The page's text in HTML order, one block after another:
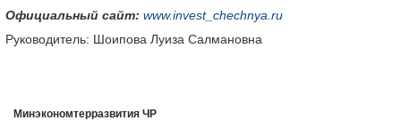
Официальный сайт: www.invest_chechnya.ru
Руководитель: Шоипова Луиза Салмановна
Минэкономтерразвития ЧР